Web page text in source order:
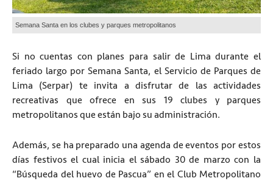
Semana Santa en los clubes y parques metropolitanos
Si no cuentas con planes para salir de Lima durante el
feriado largo por Semana Santa, el Servicio de Parques de
Lima (Serpar) te invita a disfrutar de las actividades
recreativas que ofrece en sus 19 clubes y parques
metropolitanos que están bajo su administración.
Además, se ha preparado una agenda de eventos por estos
días festivos el cual inicia el sábado 30 de marzo con la
“Búsqueda del huevo de Pascua” en el Club Metropolitano